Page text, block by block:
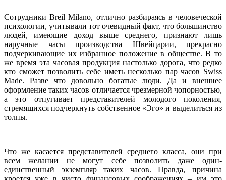
Сотрудники Breil Milano, отлично разбираясь в человеческой
психологии, учитывали тот очевидный факт, что большинство
людей, имеющие доход выше среднего, признают лишь
наручные часы производства Швейцарии, прекрасно
подчеркивающие их избранное положение в обществе. В то
же время эта часовая продукция настолько дорога, что редко
кто сможет позволить себе иметь несколько пар часов Swiss
Made. Разве что довольно богатые люди. Да и внешнее
оформление таких часов отличается чрезмерной чопорностью,
а это отпугивает представителей молодого поколения,
стремящихся подчеркнуть собственное «Эго» и выделиться из
толпы.
Что же касается представителей среднего класса, они при
всем желании не могут себе позволить даже один-
единственный экземпляр таких часов. Правда, причина